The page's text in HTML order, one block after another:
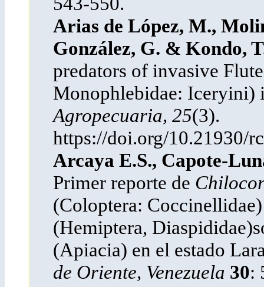
Arias de López, M.,
González, G. & Kondo,
predators of invasive
Monophlebidae: Iceryini)
Agropecuaria, 25(3).
https://doi.org/10.21930/
Arcaya E.S., Capote-
Primer reporte de
(Coloptera:
(Hemiptera,
(Apiacia) en el estado
de Oriente, Venezuela 30: